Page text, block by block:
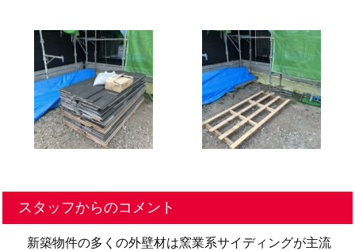
スタッフからのコメント
新築物件の多くの外壁材は窯業系サイディングが主流